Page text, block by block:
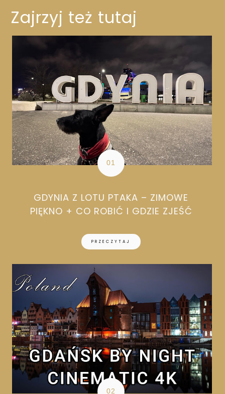
Zajrzyj też tutaj
GDYNIA Z LOTU PTAKA – ZIMOWE
PIĘKNO + CO ROBIĆ I GDZIE ZJEŚĆ
PRZECZYTAJ